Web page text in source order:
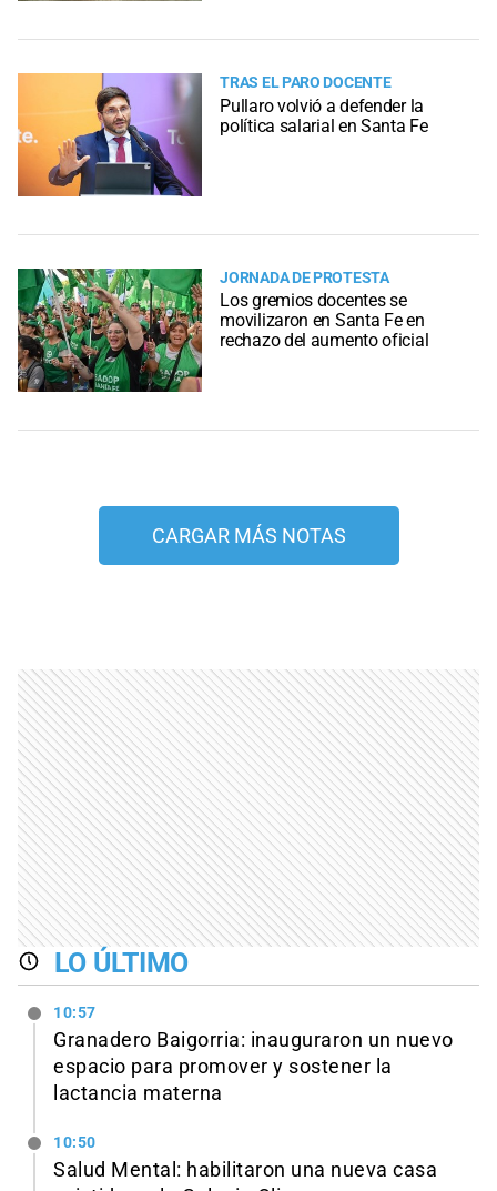
TRAS EL PARO DOCENTE
Pullaro volvió a defender la
política salarial en Santa Fe
JORNADA DE PROTESTA
Los gremios docentes se
movilizaron en Santa Fe en
rechazo del aumento oficial
CARGAR MÁS NOTAS
LO ÚLTIMO
10:57
Granadero Baigorria: inauguraron un nuevo
espacio para promover y sostener la
lactancia materna
10:50
Salud Mental: habilitaron una nueva casa